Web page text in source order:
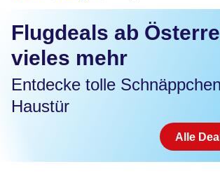
Flugdeals ab
vieles mehr
Entdecke tolle
Haustür
Alle